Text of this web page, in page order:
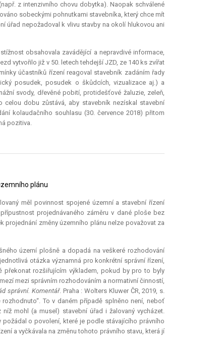
z intenzivního chovu dobytka). Naopak schválené
sobeckými pohnutkami stavebníka, který chce mít
úřad nepožadoval k vlivu stavby na okolí hlukovou ani
obsahovala zavádějící a nepravdivé informace,
vytvořilo již v 50. letech tehdejší JZD, ze 140 ks zvířat
účastníků řízení reagoval stavebník zadáním řady
posudek, posudek o škůdcích, vizualizace aj.) a
svody, dřevěné pobití, protidešťové žaluzie, zeleň,
dobu zůstává, aby stavebník nezískal stavební
kolaudačního souhlasu (30. července 2018) přitom
pozitiva.
plánu
měl povinnost spojené územní a stavební řízení
projednávaného záměru v dané ploše bez
změny územního plánu nelze považovat za
území plošně a dopadá na veškeré rozhodování
otázka významná pro konkrétní správní řízení,
rozšiřujícím výkladem, pokud by pro to byly
mezi správním rozhodováním a normativní činností,
správní. Komentář. Praha : Wolters Kluwer ČR, 2019, s.
To v daném případě splněno není, neboť
mohl (a musel) stavební úřad i žalovaný vycházet.
o povolení, které je podle stávajícího právního
a vyčkávala na změnu tohoto právního stavu, která jí